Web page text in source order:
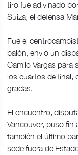
tiro fue adivinado
Suiza, el defensa
Fue el
balón, envió un
Camilo Vargas para
los cuartos de final,
gradas.
El encuentro,
Vancouver, puso fin
también el último
sede fuera de